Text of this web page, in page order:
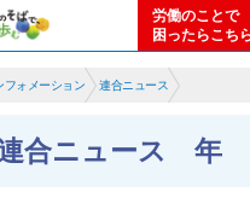
労働のことで
困ったらこち
フォメーション 連合ニュース
合ニュース 年